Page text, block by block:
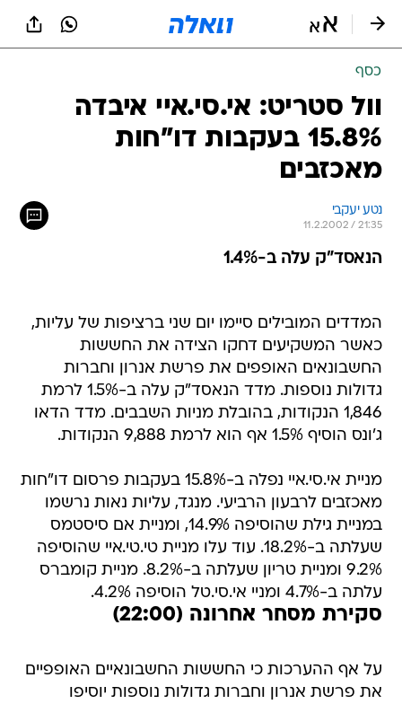
כסף
וול סטריט: אי.סי.איי איבדה
15.8% בעקבות דו"חות
מאכזבים
נטע יעקבי
11.2.2002 / 21:35
הנאסד"ק עלה ב-1.4%
המדדים המובילים סיימו יום שני ברציפות של עליות,
כאשר המשקיעים דחקו הצידה את החששות
החשבונאים האופפים את פרשת אנרון וחברות
גדולות נוספות. מדד הנאסד"ק עלה ב-1.5% לרמת
1,846 הנקודות, בהובלת מניות השבבים. מדד הדאו
ג'ונס הוסיף 1.5% אף הוא לרמת 9,888 הנקודות.
מניית אי.סי.איי נפלה ב-15.8% בעקבות פרסום דו"חות
מאכזבים לרבעון הרביעי. מנגד, עליות נאות נרשמו
במניית גילת שהוסיפה 14.9%, ומניית אם סיסטמס
שעלתה ב-18.2%. עוד עלו מניית טי.טי.איי שהוסיפה
9.2% ומניית טריון שעלתה ב-8.2%. מניית קומברס
עלתה ב-4.7% ומניי אי.סי.טל הוסיפה 4.2%.
סקירת מסחר אחרונה (22:00)
על אף ההערכות כי החששות החשבונאיים האופפיים
את פרשת אנרון וחברות גדולות נוספות יוסיפו